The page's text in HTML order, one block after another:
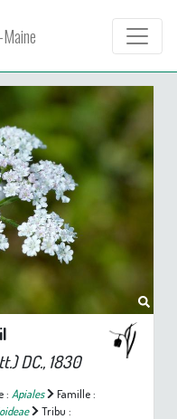
DC., 1830
: Apiales
Famille :
Tribu :